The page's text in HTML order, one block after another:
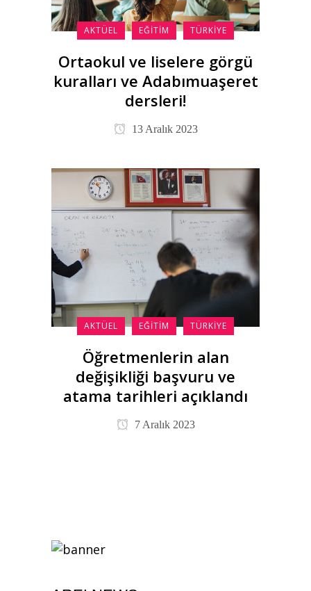
AKTÜEL EĞITIM TÜRKIYE
Ortaokul ve liselere görgü
kuralları ve Adabımuaşeret
dersleri!
13 Aralık 2023
AKTÜEL EĞITIM TÜRKIYE
Öğretmenlerin alan
değişikliği başvuru ve
atama tarihleri açıklandı
7 Aralık 2023